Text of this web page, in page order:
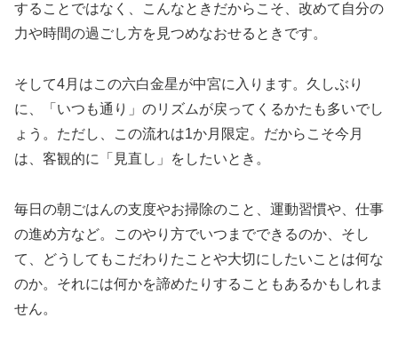
することではなく、こんなときだからこそ、改めて自分の
力や時間の過ごし方を見つめなおせるときです。
そして4月はこの六白金星が中宮に入ります。久しぶり
に、「いつも通り」のリズムが戻ってくるかたも多いでし
ょう。ただし、この流れは1か月限定。だからこそ今月
は、客観的に「見直し」をしたいとき。
毎日の朝ごはんの支度やお掃除のこと、運動習慣や、仕事
の進め方など。このやり方でいつまでできるのか、そし
て、どうしてもこだわりたことや大切にしたいことは何な
のか。それには何かを諦めたりすることもあるかもしれま
せん。